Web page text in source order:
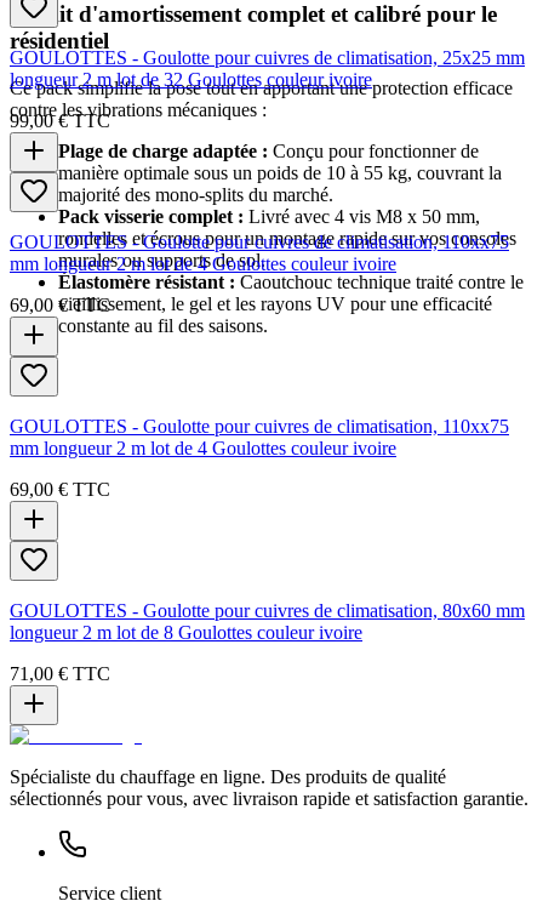
Un kit d'amortissement complet et calibré pour le
résidentiel
Ce pack simplifie la pose tout en apportant une protection efficace
contre les vibrations mécaniques :
Plage de charge adaptée : Conçu pour fonctionner de
manière optimale sous un poids de 10 à 55 kg, couvrant la
majorité des mono-splits du marché.
Pack visserie complet : Livré avec 4 vis M8 x 50 mm,
rondelles et écrous pour un montage rapide sur vos consoles
murales ou supports de sol.
Élastomère résistant : Caoutchouc technique traité contre le
vieillissement, le gel et les rayons UV pour une efficacité
constante au fil des saisons.
GOULOTTES - Goulotte pour cuivres de climatisation, 25x25 mm
longueur 2 m lot de 32 Goulottes couleur ivoire
99,00 € TTC
GOULOTTES - Goulotte pour cuivres de climatisation, 110xx75
mm longueur 2 m lot de 4 Goulottes couleur ivoire
69,00 € TTC
GOULOTTES - Goulotte pour cuivres de climatisation, 110xx75
mm longueur 2 m lot de 4 Goulottes couleur ivoire
69,00 € TTC
GOULOTTES - Goulotte pour cuivres de climatisation, 80x60 mm
longueur 2 m lot de 8 Goulottes couleur ivoire
71,00 € TTC
Spécialiste du chauffage en ligne. Des produits de qualité
sélectionnés pour vous, avec livraison rapide et satisfaction garantie.
Service client